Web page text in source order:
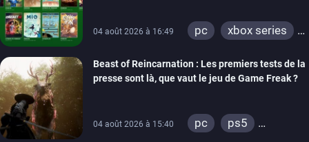
04 août 2026 à 16:49 pc
xbox series
Beast of Reincarnation : Les premiers tests de la
presse sont là, que vaut le jeu de Game Freak ?
04 août 2026 à 15:40 pc
ps5